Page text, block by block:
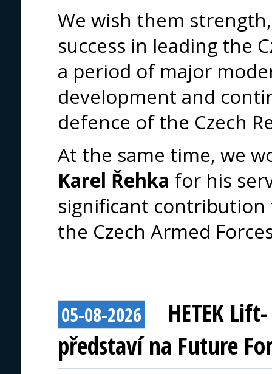
We wish them
success in leading the
a period of major
development and
defence of the Czech
At the same time, we
Karel Řehka for his
significant
the Czech Armed
05-08-2026
HETEK
představí na Future